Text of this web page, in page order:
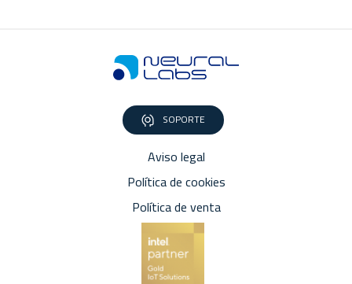
SOPORTE
Aviso legal
Política de cookies
Política de venta